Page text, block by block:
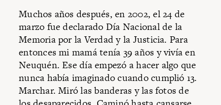
Muchos años después, en 2002, el 24 de
marzo fue declarado Día Nacional de la
Memoria por la Verdad y la Justicia. Para
entonces mi mamá tenía 39 años y vivía en
Neuquén. Ese día empezó a hacer algo que
nunca había imaginado cuando cumplió 13.
Marchar. Miró las banderas y las fotos de